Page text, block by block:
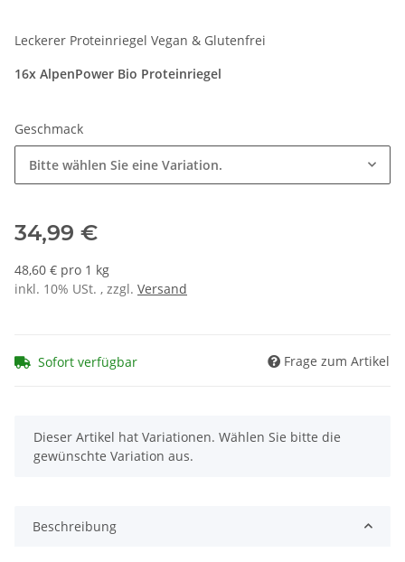
Leckerer Proteinriegel Vegan & Glutenfrei
16x AlpenPower Bio Proteinriegel
Geschmack
Bitte wählen Sie eine Variation.
34,99 €
48,60 € pro 1 kg
inkl. 10% USt. , zzgl. Versand
Sofort verfügbar Frage zum Artikel
x
Dieser Artikel hat Variationen. Wählen Sie bitte die
gewünschte Variation aus.
Beschreibung